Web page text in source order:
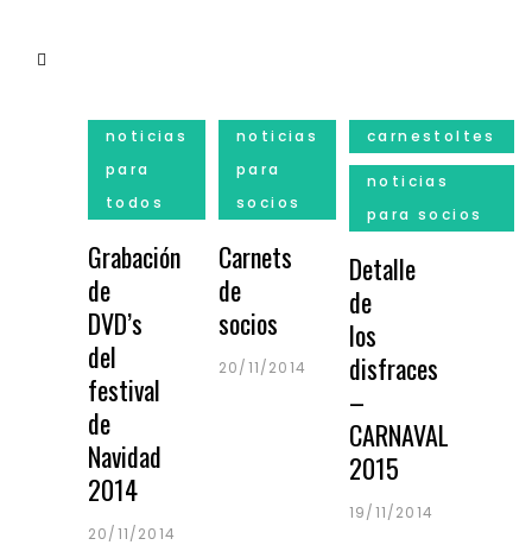
noticias
para
todos
Grabación
de
DVD’s
del
festival
de
Navidad
2014
20/11/2014
noticias
para
socios
Carnets
de
socios
20/11/2014
carnestoltes
noticias
para socios
Detalle
de
los
disfraces
–
CARNAVAL
2015
19/11/2014